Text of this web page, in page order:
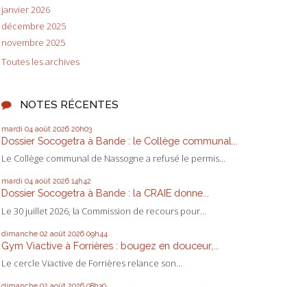
janvier 2026
décembre 2025
novembre 2025
Toutes les archives
NOTES RÉCENTES
mardi 04 août 2026 20h03
Dossier Socogetra à Bande : le Collège communal...
Le Collège communal de Nassogne a refusé le permis...
mardi 04 août 2026 14h42
Dossier Socogetra à Bande : la CRAIE donne...
Le 30 juillet 2026, la Commission de recours pour...
dimanche 02 août 2026 09h44
Gym Viactive à Forrières : bougez en douceur,...
Le cercle Viactive de Forrières relance son...